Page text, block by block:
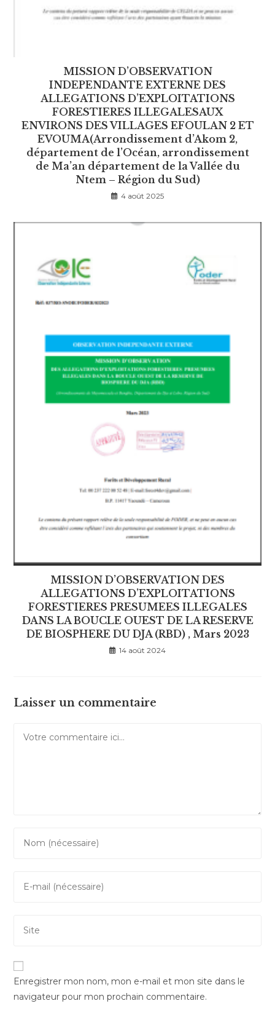
MISSION D’OBSERVATION
INDEPENDANTE EXTERNE DES
ALLEGATIONS D’EXPLOITATIONS
FORESTIERES ILLEGALESAUX
ENVIRONS DES VILLAGES EFOULAN 2 ET
EVOUMA(Arrondissement d’Akom 2,
département de l’Océan, arrondissement
de Ma’an département de la Vallée du
Ntem – Région du Sud)
4 août 2025
MISSION D’OBSERVATION DES
ALLEGATIONS D’EXPLOITATIONS
FORESTIERES PRESUMEES ILLEGALES
DANS LA BOUCLE OUEST DE LA RESERVE
DE BIOSPHERE DU DJA (RBD) , Mars 2023
14 août 2024
Laisser un commentaire
comment
address
votre
site
(facultatif)
Enregistrer mon nom, mon e-mail et mon site dans le
navigateur pour mon prochain commentaire.